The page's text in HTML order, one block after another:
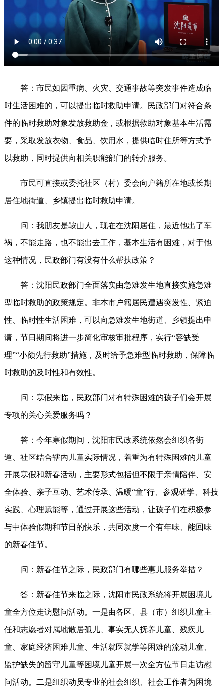
答：市民如因重病、火灾、交通事故等突发事件造成临
时生活困难的，可以提出临时救助申请。民政部门对符合条
件的临时救助对象发放救助金，或根据救助对象基本生活需
要，采取发放衣物、食品、饮用水，提供临时住所等方式予
以救助，同时提供向相关职能部门的转介服务。
市民可直接或委托社区（村）委会向户籍所在地或长期
居住地街道、乡镇提出临时救助申请。
问：我朋友是鞍山人，现在在沈阳居住，最近他出了车
祸，不能走路，也不能出去工作，基本生活有困难，对于他
这种情况，民政部门有没有什么帮扶政策？
答：沈阳民政部门全面落实由急难发生地直接实施急难
型临时救助的政策规定。非本市户籍居民遭遇突发性、紧迫
性、临时性生活困难，可以向急难发生地街道、乡镇提出申
请，节日期间将进一步简化审核审批程序，实行“容缺受
理”“小额先行救助”措施，及时给予急难型临时救助，保障临
时救助的及时性和有效性。
问：寒假来临，民政部门对有特殊困难的孩子们会开展
专项的关心关爱服务吗？
答：今年寒假期间，沈阳市民政系统依然会组织各街
道、社区结合辖内儿童实际情况，着重为有特殊困难的儿童
开展寒假和新春活动，主要形式包括但不限于亲情陪伴、安
全体验、亲子互动、艺术传承、温暖“童”行、参观研学、科技
实践、心理赋能等，通过开展这些活动，让孩子们在积极参
与中体验假期和节日的快乐，共同欢度一个有年味、能回味
的新春佳节。
问：新春佳节之际，民政部门有哪些惠儿服务举措？
答：新春佳节来临之际，沈阳市民政系统将开展困境儿
童全方位走访慰问活动。一是由各区、县（市）组织儿童主
任和志愿者对属地散居孤儿、事实无人抚养儿童、残疾儿
童、家庭经济困难儿童、生活就医就学等困难的流动儿童、
监护缺失的留守儿童等困境儿童开展一次全方位节日走访慰
问活动。二是组织动员专业的社会组织、社会工作者为困境